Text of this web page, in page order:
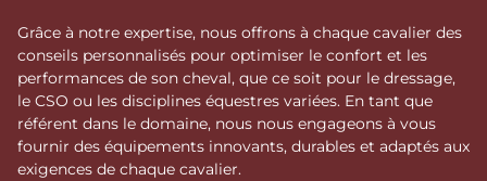
Grâce à notre expertise, nous offrons à chaque cavalier des
conseils personnalisés pour optimiser le confort et les
performances de son cheval, que ce soit pour le dressage,
le CSO ou les disciplines équestres variées. En tant que
référent dans le domaine, nous nous engageons à vous
fournir des équipements innovants, durables et adaptés aux
exigences de chaque cavalier.